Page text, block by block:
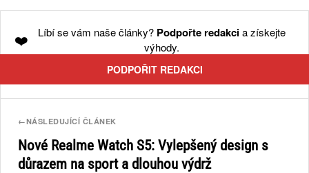
❤️ Líbí se vám naše články? Podpořte redakcia získejte
výhody.
PODPOŘIT REDAKCI
←NÁSLEDUJÍCÍ ČLÁNEK
Nové Realme Watch S5: Vylepšený design s
důrazem na sport a dlouhou výdrž